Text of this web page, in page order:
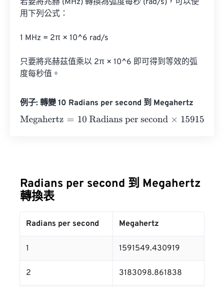
若要將兆赫 (MHz) 轉換為弧度每秒 (rad/s)，可以使
用下列公式：
1 MHz = 2π × 10^6 rad/s
只要將兆赫茲值乘以 2π × 10^6 即可得到等效的弧
度每秒值。
例子: 轉變 10 Radians per second 到 Megahertz
Megahertz= 10 Radians per second×1591549.430919
Radians per second 到 Megahertz
轉換表
Radians per second Megahertz
1 1591549.430919
2 3183098.861838